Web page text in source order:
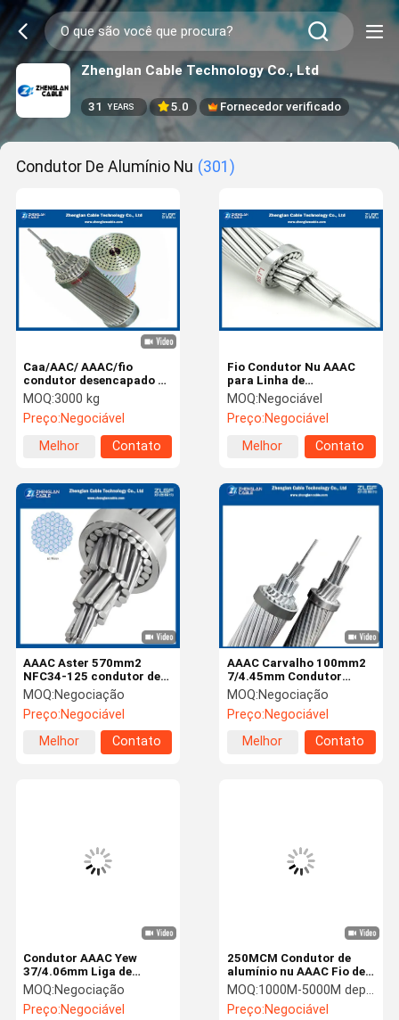
Zhenglan Cable Technology Co., Ltd
31 YEARS 5.0 Fornecedor verificado
Condutor De Alumínio Nu (301)
Caa/AAC/ AAAC/fio
condutor desencapado de
alumínio condutores
aéreos de alumínio
MOQ:3000 kg
Preço:Negociável
Melhor
Contato
Fio Condutor Nu AAAC
para Linha de
Transmissão de 1,5 mm a
630 mm
MOQ:Negociável
Preço:Negociável
Melhor
Contato
AAAC Aster 570mm2
NFC34-125 condutor de
liga de alumínio
desencapado condutor de
alumínio aéreo
MOQ:Negociação
Preço:Negociável
Melhor
Contato
AAAC Carvalho 100mm2
7/4.45mm Condutor
Todas ligas de alumínio
Condutor nu AAAC BS
EN50183
MOQ:Negociação
Preço:Negociável
Melhor
Contato
Condutor AAAC Yew
37/4.06mm Liga de
Alumínio Condutor Nu
Condutor Aéreo AAAC BS
3242
MOQ:Negociação
Preço:Negociável
250MCM Condutor de
alumínio nu AAAC Fio de
transmissão aérea com
liga de alumínio
reforçada e resistente à
MOQ:1000M-5000M depende do tamanho do cabo
Preço:Negociável